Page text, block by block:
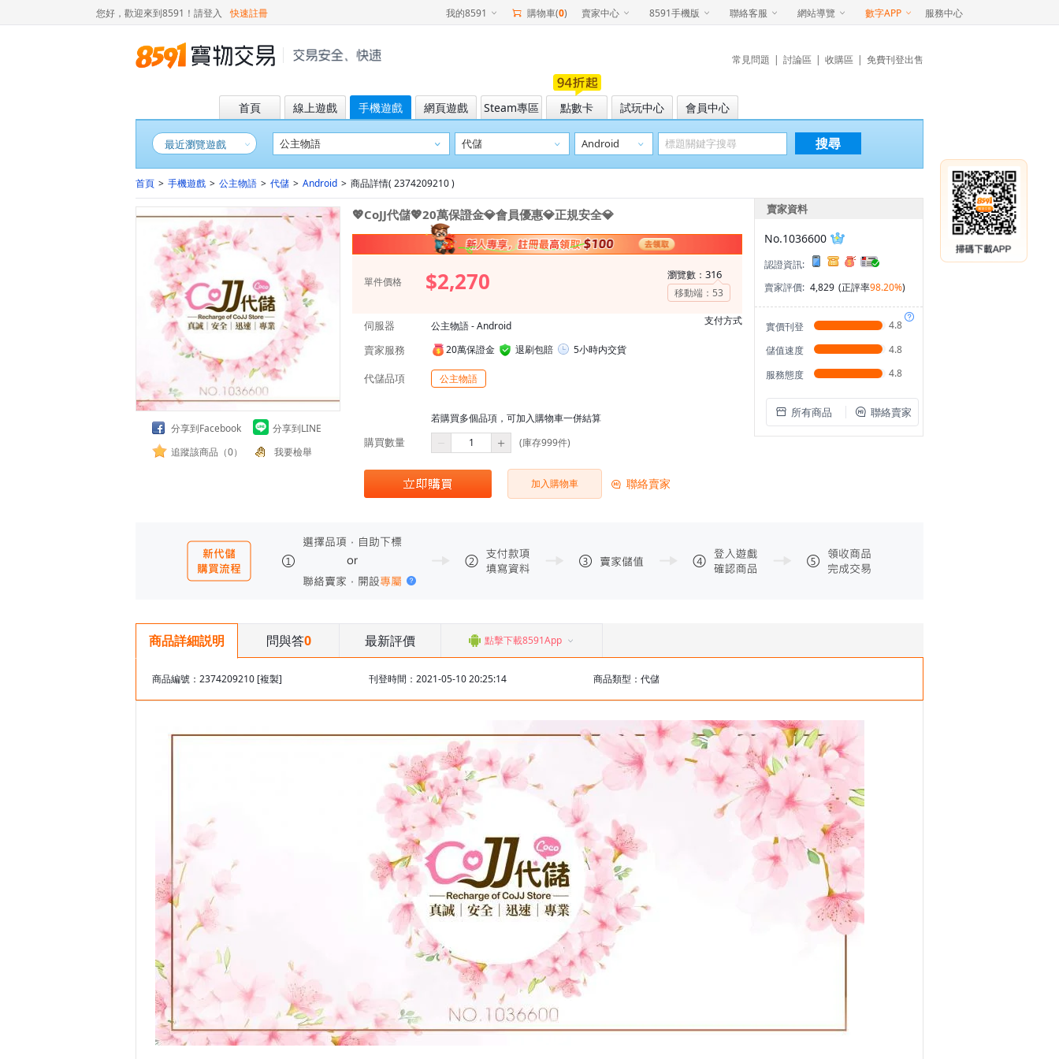
您好，歡迎來到8591！ 請登入 快速註冊 我的8591 購物車(0) 賣家中心 8591手機版 聯絡客服 網站導覽 數字APP 服務中心
常見問題 | 討論區 | 收購區 | 免費刊登出售
首頁 線上遊戲 手機遊戲 網頁遊戲 Steam專區 點數卡 試玩中心 會員中心
最近瀏覽遊戲 搜尋
首頁 > 手機遊戲 > 公主物語 > 代儲 > Android > 商品詳情( 2374209210 )
分享到Facebook
分享到LINE
追蹤該商品（0）
我要檢舉
💖CoJJ代儲💖20萬保證金💎會員優惠💎正規安全💎
單件價格 $2,270 瀏覽數： 316
移動端： 53
伺服器 公主物語 - Android
賣家服務 20萬保證金 退刷包賠 5小時内交貨
代儲品項 公主物語
若購買多個品項，可加入購物車一併結算
購買數量 (庫存999件)
加入購物車 聯絡賣家
支付方式
賣家資料
No.1036600
認證資訊:
賣家評價: 4,829 (正評率98.20%)
實價刊登
4.8
儲值速度
4.8
服務態度
4.8
所有商品 聯絡賣家
商品詳細説明 問與答0 最新評價 點擊下載8591App
商品編號：2374209210 [複製] 刊登時間：2021-05-10 20:25:14 商品類型：代儲